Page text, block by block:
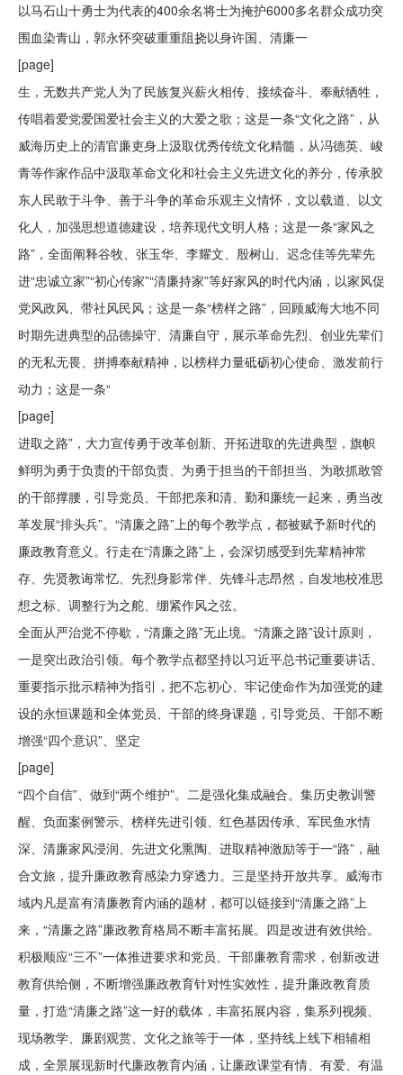
以马石山十勇士为代表的400余名将士为掩护6000多名群众成功突
围血染青山，郭永怀突破重重阻挠以身许国、清廉一
[page]
生，无数共产党人为了民族复兴薪火相传、接续奋斗、奉献牺牲，
传唱着爱党爱国爱社会主义的大爱之歌；这是一条“文化之路”，从
威海历史上的清官廉吏身上汲取优秀传统文化精髓，从冯德英、峻
青等作家作品中汲取革命文化和社会主义先进文化的养分，传承胶
东人民敢于斗争、善于斗争的革命乐观主义情怀，文以载道、以文
化人，加强思想道德建设，培养现代文明人格；这是一条“家风之
路”，全面阐释谷牧、张玉华、李耀文、殷树山、迟念佳等先辈先
进“忠诚立家”“初心传家”“清廉持家”等好家风的时代内涵，以家风促
党风政风、带社风民风；这是一条“榜样之路”，回顾威海大地不同
时期先进典型的品德操守、清廉自守，展示革命先烈、创业先辈们
的无私无畏、拼搏奉献精神，以榜样力量砥砺初心使命、激发前行
动力；这是一条“
[page]
进取之路”，大力宣传勇于改革创新、开拓进取的先进典型，旗帜
鲜明为勇于负责的干部负责、为勇于担当的干部担当、为敢抓敢管
的干部撑腰，引导党员、干部把亲和清、勤和廉统一起来，勇当改
革发展“排头兵”。“清廉之路”上的每个教学点，都被赋予新时代的
廉政教育意义。行走在“清廉之路”上，会深切感受到先辈精神常
存、先贤教诲常忆、先烈身影常伴、先锋斗志昂然，自发地校准思
想之标、调整行为之舵、绷紧作风之弦。
全面从严治党不停歇，“清廉之路”无止境。“清廉之路”设计原则，
一是突出政治引领。每个教学点都坚持以习近平总书记重要讲话、
重要指示批示精神为指引，把不忘初心、牢记使命作为加强党的建
设的永恒课题和全体党员、干部的终身课题，引导党员、干部不断
增强“四个意识”、坚定
[page]
“四个自信”、做到“两个维护”。二是强化集成融合。集历史教训警
醒、负面案例警示、榜样先进引领、红色基因传承、军民鱼水情
深、清廉家风浸润、先进文化熏陶、进取精神激励等于一“路”，融
合文旅，提升廉政教育感染力穿透力。三是坚持开放共享。威海市
域内凡是富有清廉教育内涵的题材，都可以链接到“清廉之路”上
来，“清廉之路”廉政教育格局不断丰富拓展。四是改进有效供给。
积极顺应“三不”一体推进要求和党员、干部廉教育需求，创新改进
教育供给侧，不断增强廉政教育针对性实效性，提升廉政教育质
量，打造“清廉之路”这一好的载体，丰富拓展内容，集系列视频、
现场教学、廉剧观赏、文化之旅等于一体，坚持线上线下相辅相
成，全景展现新时代廉政教育内涵，让廉政课堂有情、有爱、有温